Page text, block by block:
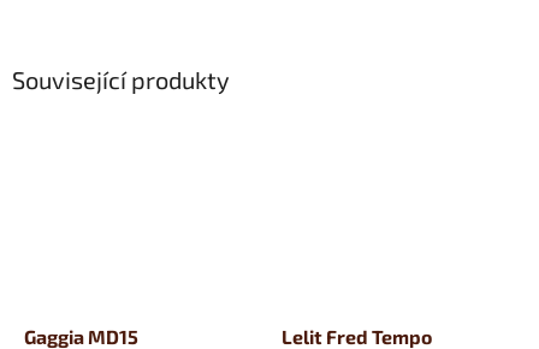
Související produkty
Gaggia MD15
Lelit Fred Tempo